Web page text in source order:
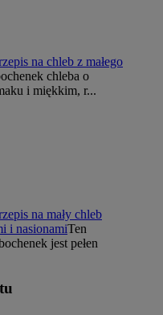
na chleb z małego
chleba o
i miękkim, r...
na mały chleb
i nasionamiTen
jest pełen